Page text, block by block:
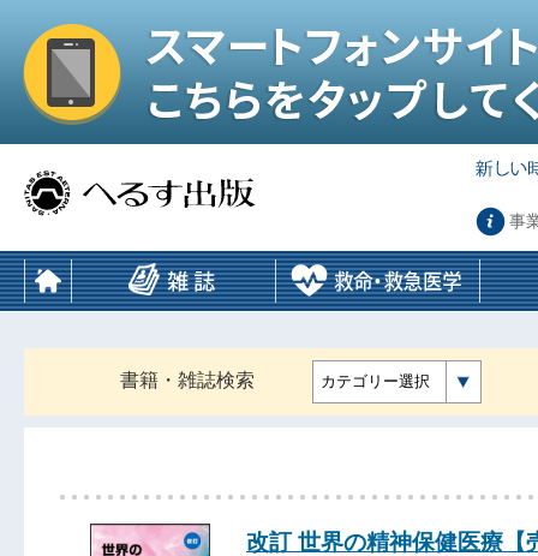
事
書籍・雑誌検索 カテゴリー選択
改訂 世界の精神保健医療【